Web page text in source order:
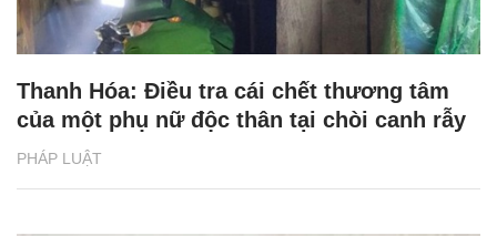
PHÁP LUẬT
Thanh Hóa: Điều tra cái chết thương tâm
của một phụ nữ độc thân tại chòi canh rẫy